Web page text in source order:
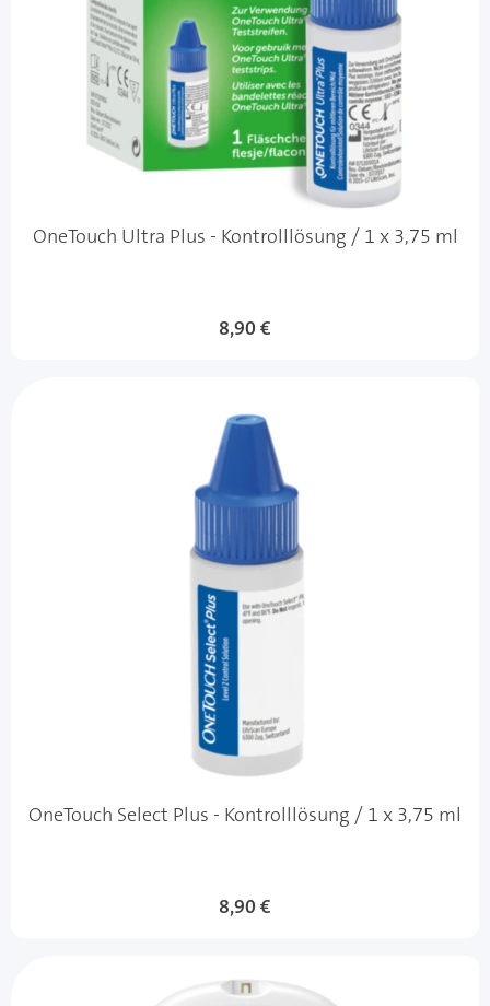
OneTouch Ultra Plus - Kontrolllösung / 1 x 3,75 ml
8,90 €
OneTouch Select Plus - Kontrolllösung / 1 x 3,75 ml
8,90 €